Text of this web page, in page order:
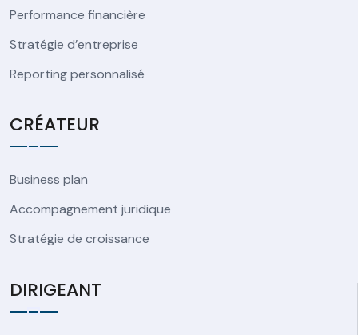
Performance financière
Stratégie d’entreprise
Reporting personnalisé
CRÉATEUR
Business plan
Accompagnement juridique
Stratégie de croissance
DIRIGEANT